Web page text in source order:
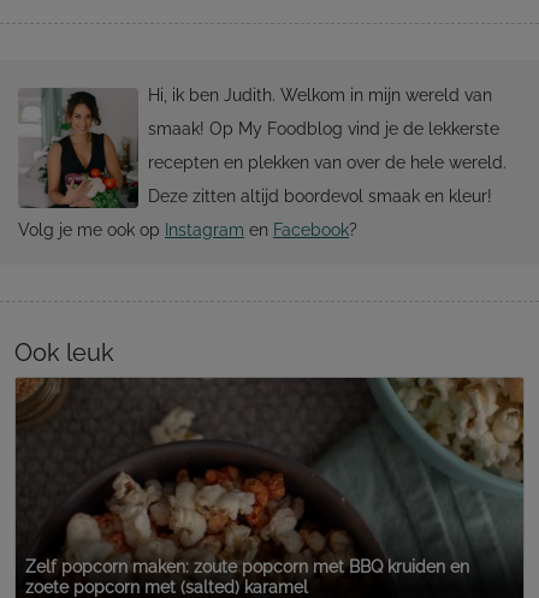
Hi, ik ben Judith. Welkom in mijn wereld van
smaak! Op My Foodblog vind je de lekkerste
recepten en plekken van over de hele wereld.
Deze zitten altijd boordevol smaak en kleur!
Volg je me ook op Instagram en Facebook?
Ook leuk
Zelf popcorn maken: zoute popcorn met BBQ kruiden en
zoete popcorn met (salted) karamel